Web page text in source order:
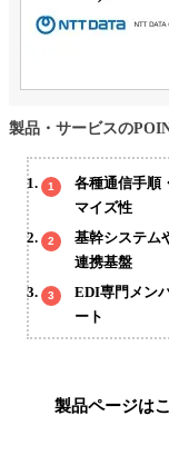
製品・サービスの
各種通信手順
マイズ性
基幹システム
連携基盤
EDI専門メン
ート
製品ページは